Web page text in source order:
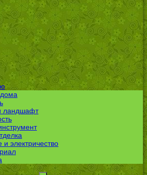
ландшафт
электричество